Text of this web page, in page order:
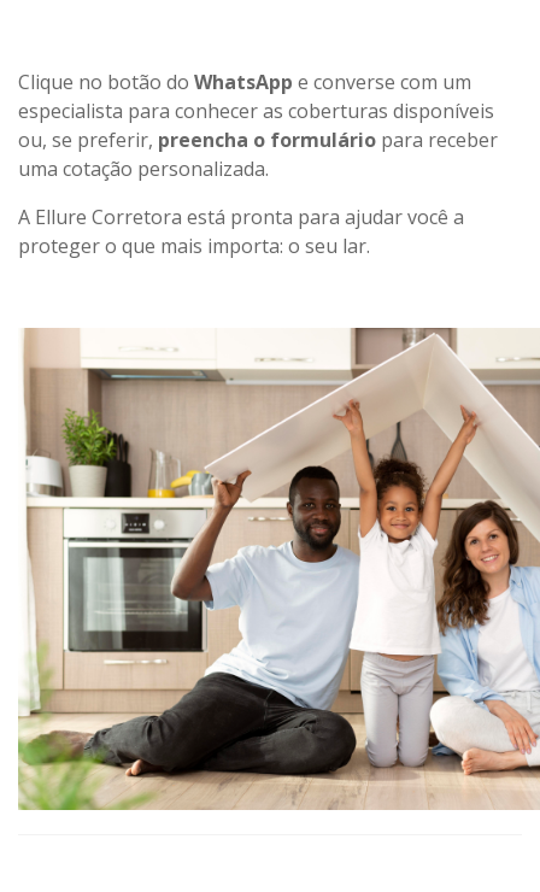
Clique no botão do WhatsApp e converse com um
especialista para conhecer as coberturas disponíveis
ou, se preferir, preencha o formulário para receber
uma cotação personalizada.
A Ellure Corretora está pronta para ajudar você a
proteger o que mais importa: o seu lar.